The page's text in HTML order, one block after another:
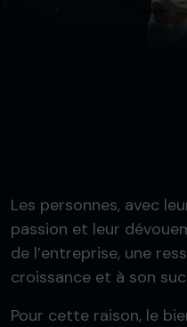
Les personnes, avec
passion et leur
de l’entreprise, une
croissance et à son
Pour cette raison, le